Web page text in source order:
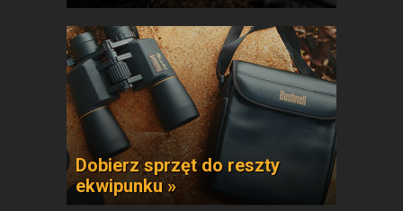
Dobierz sprzęt do reszty
ekwipunku »